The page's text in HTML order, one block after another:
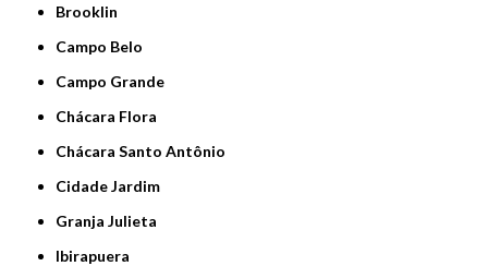
Brooklin
Campo Belo
Campo Grande
Chácara Flora
Chácara Santo Antônio
Cidade Jardim
Granja Julieta
Ibirapuera